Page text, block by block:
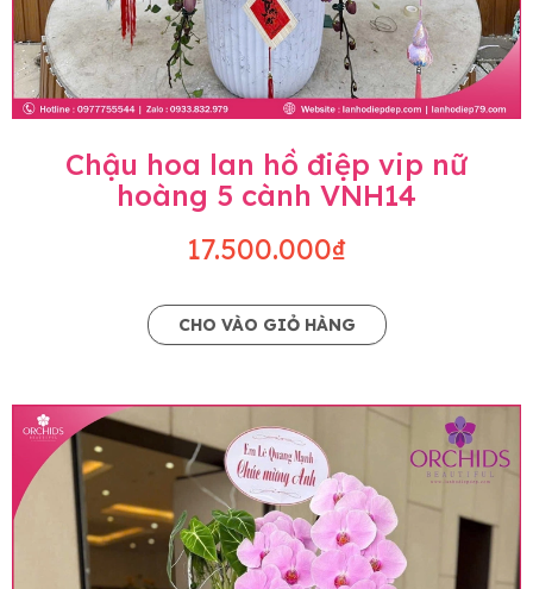
Chậu hoa lan hồ điệp vip nữ
hoàng 5 cành VNH14
17.500.000₫
CHO VÀO GIỎ HÀNG